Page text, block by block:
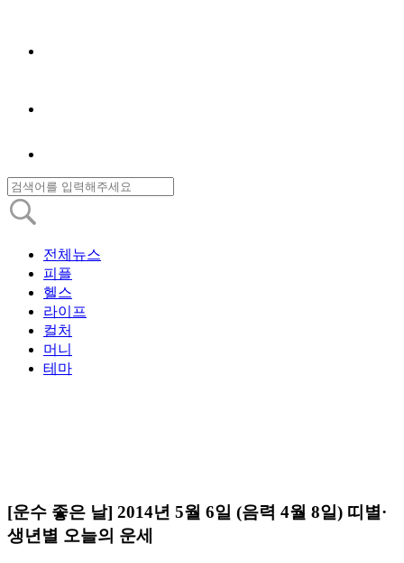
전체뉴스
피플
헬스
라이프
컬처
머니
테마
[운수 좋은 날] 2014년 5월 6일 (음력 4월 8일) 띠별·
생년별 오늘의 운세